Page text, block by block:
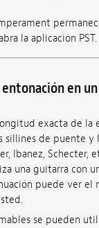
la aplicación PST.
en
exacta de la
de puente y
Ibanez, Schecter,
una guitarra con
puede ver
se pueden